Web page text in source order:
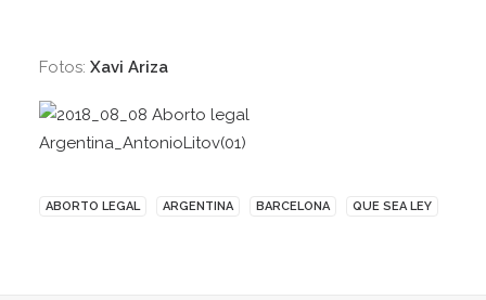
Fotos: Xavi Ariza
ABORTO LEGAL ARGENTINA BARCELONA QUE SEA LEY